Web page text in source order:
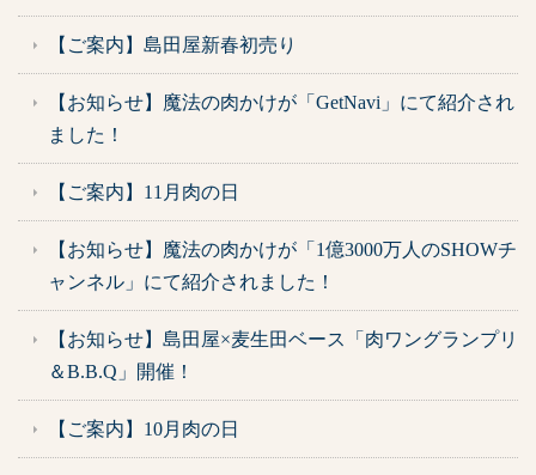
【ご案内】島田屋新春初売り
【お知らせ】魔法の肉かけが「GetNavi」にて紹介され
ました！
【ご案内】11月肉の日
【お知らせ】魔法の肉かけが「1億3000万人のSHOWチ
ャンネル」にて紹介されました！
【お知らせ】島田屋×麦生田ベース「肉ワングランプリ
＆B.B.Q」開催！
【ご案内】10月肉の日